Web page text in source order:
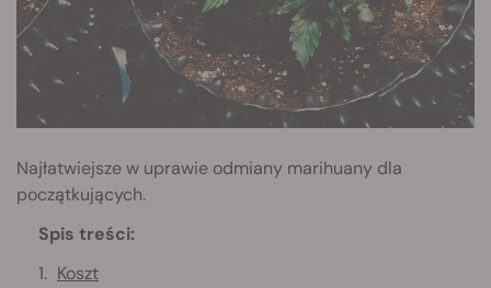
Najłatwiejsze w uprawie odmiany marihuany dla
początkujących.
Spis treści:
Koszt